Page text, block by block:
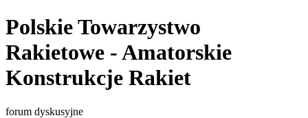
Polskie Towarzystwo
Rakietowe - Amatorskie
Konstrukcje Rakiet
forum dyskusyjne